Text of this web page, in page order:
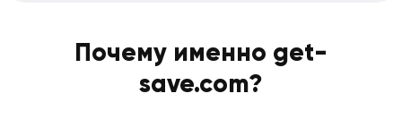
Почему именно get-
save.com?